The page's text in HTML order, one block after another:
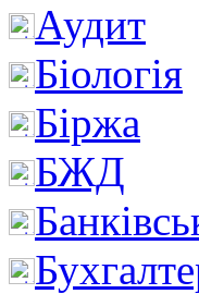
Аудит
Біологія
Біржа
БЖД